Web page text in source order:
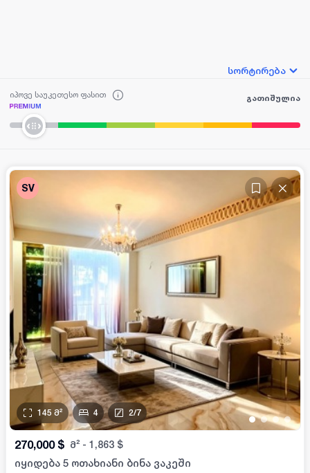
სორტირება
იპოვე საუკეთესო ფასით გათიშულია
SV
••••
145 მ² 4 2/7
270,000 $ მ² - 1,863 $
იყიდება 5 ოთახიანი ბინა ვაკეში